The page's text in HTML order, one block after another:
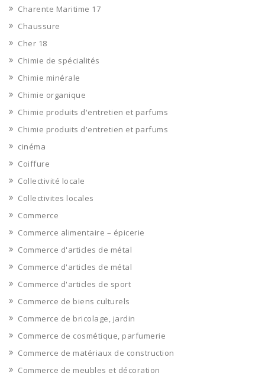
Charente Maritime 17
Chaussure
Cher 18
Chimie de spécialités
Chimie minérale
Chimie organique
Chimie produits d'entretien et parfums
Chimie produits d'entretien et parfums
cinéma
Coiffure
Collectivité locale
Collectivites locales
Commerce
Commerce alimentaire – épicerie
Commerce d'articles de métal
Commerce d'articles de métal
Commerce d'articles de sport
Commerce de biens culturels
Commerce de bricolage, jardin
Commerce de cosmétique, parfumerie
Commerce de matériaux de construction
Commerce de meubles et décoration